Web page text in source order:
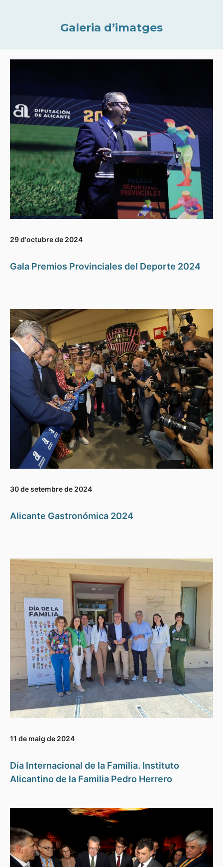
Galeria d’imatges
29 d'octubre de 2024
Gala Premios Provinciales del Deporte 2024
30 de setembre de 2024
Alicante Gastronómica 2024
11 de maig de 2024
Día Internacional de la Familia. Instituto
Alicantino de la Familia Pedro Herrero